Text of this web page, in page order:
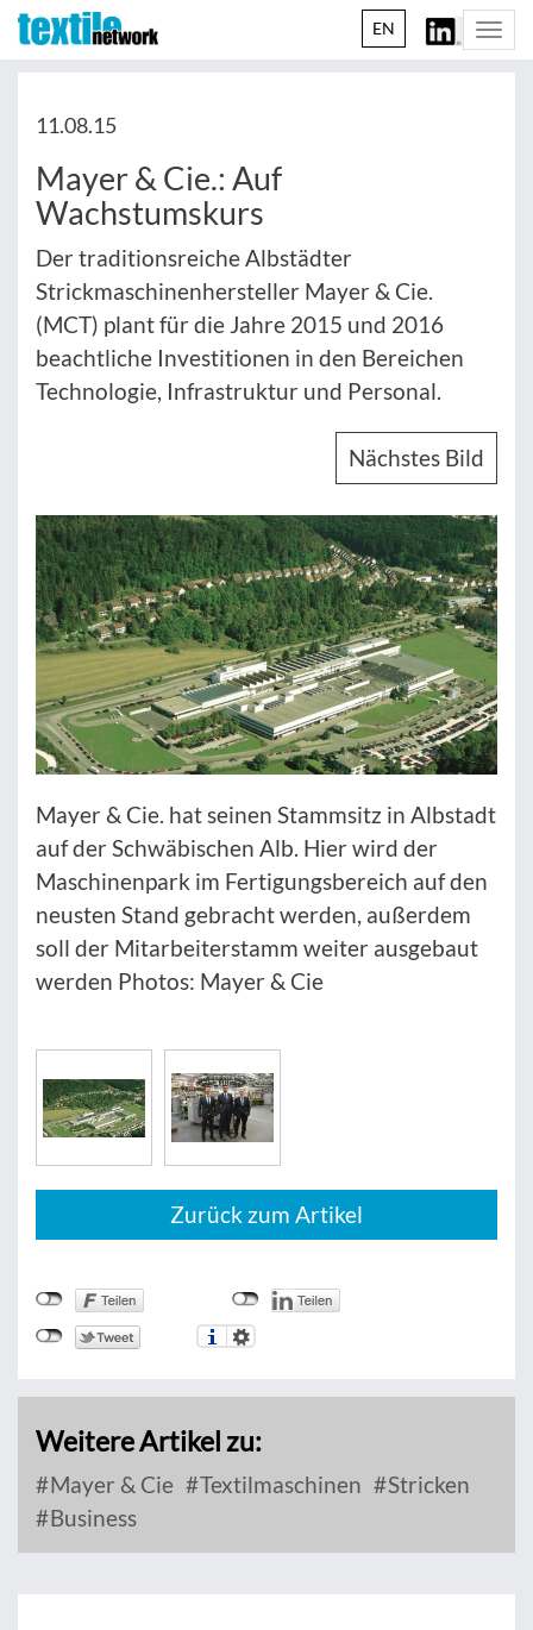
EN
11.08.15
Mayer & Cie.: Auf
Wachstumskurs
Der traditionsreiche Albstädter
Strickmaschinenhersteller Mayer & Cie.
(MCT) plant für die Jahre 2015 und 2016
beachtliche Investitionen in den Bereichen
Technologie, Infrastruktur und Personal.
Nächstes Bild
Mayer & Cie. hat seinen Stammsitz in Albstadt
auf der Schwäbischen Alb. Hier wird der
Maschinenpark im Fertigungsbereich auf den
neusten Stand gebracht werden, außerdem
soll der Mitarbeiterstamm weiter ausgebaut
werden Photos: Mayer & Cie
Zurück zum Artikel
Weitere Artikel zu:
Mayer & Cie Textilmaschinen
Stricken
Business